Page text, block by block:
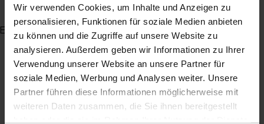
Wir verwenden Cookies, um Inhalte und Anzeigen zu
personalisieren, Funktionen für soziale Medien anbieten
zu können und die Zugriffe auf unsere Website zu
analysieren. Außerdem geben wir Informationen zu Ihrer
Verwendung unserer Website an unsere Partner für
soziale Medien, Werbung und Analysen weiter. Unsere
Partner führen diese Informationen möglicherweise mit
weiteren Daten zusammen, die Sie ihnen bereitgestellt
One Cut & Finish P6.01 0,25 l
Es wurde kein Artikel zu Ihrer Anfrage gefunden